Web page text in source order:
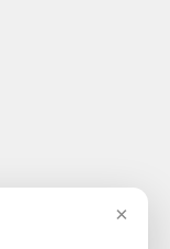
chúng tôi? Đội ngũ
×